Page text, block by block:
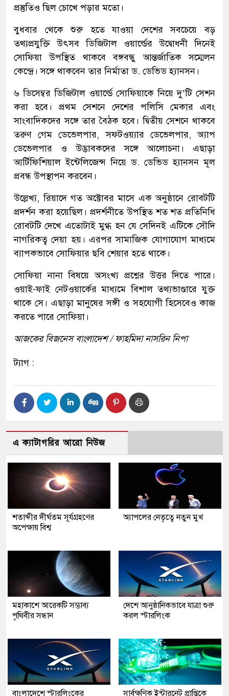
প্রস্তুতিও ছিল চোখে পড়ার মতো।
বুধবার থেকে শুরু হতে যাওয়া দেশের সবচেয়ে বড়
তথ্যপ্রযুক্তি উৎসব ডিজিটাল ওয়ার্ল্ডের উদ্বোধনী দিনেই
সোফিয়া উপস্থিত থাকবে বঙ্গবন্ধু আন্তর্জাতিক সম্মেলন
কেন্দ্রে। সঙ্গে থাকবেন তার নির্মাতা ড. ডেভিড হ্যানসন।
৬ ডিসেম্বর ডিজিটাল ওয়ার্ল্ডে সোফিয়াকে নিয়ে দু’টি সেশন
করা হবে। প্রথম সেশনে দেশের পলিসি মেকার এবং
সাংবাদিকদের সঙ্গে তার বৈঠক হবে। দ্বিতীয় সেশনে থাকবে
তরুণ গেম ডেভেলপার, সফটওয়্যার ডেভেলপার, অ্যাপ
ডেভেলপার ও উদ্ভাবকদের সঙ্গে আলোচনা। এছাড়া
আর্টিফিশিয়াল ইন্টেলিজেন্স নিয়ে ড. ডেভিড হ্যানসন মূল
প্রবন্ধ উপস্থাপন করবেন।
উল্লেখ্য, রিয়াদে গত অক্টোবর মাসে এক অনুষ্ঠানে রোবটটি
প্রদর্শন করা হয়েছিল। প্রদর্শনীতে উপস্থিত শত শত প্রতিনিধি
রোবটটি দেখে এতোটাই মুগ্ধ হন যে সেদিনই এটিকে সৌদি
নাগরিকত্ব দেয়া হয়। এরপর সামাজিক যোগাযোগ মাধ্যমে
ব্যাপকভাবে সোফিয়ার ছবি শেয়ার হতে থাকে।
সোফিয়া নানা বিষয়ে অসংখ্য প্রশ্নের উত্তর দিতে পারে।
ওয়াই-ফাই নেটওয়ার্কের মাধ্যমে বিশাল তথ্যভাণ্ডারে যুক্ত
থাকে সে। এছাড়া মানুষের সঙ্গী ও সহযোগী হিসেবেও কাজ
করতে পারে সোফিয়া।
আজকের বিজনেস বাংলাদেশ / ফাহমিদা নাসরিন নিপা
ট্যাগ :
এ ক্যাটাগরির আরো নিউজ
শতাব্দীর দীর্ঘতম সূর্যগ্রহণের
অপেক্ষায় বিশ্ব
অ্যাপলের নেতৃত্বে নতুন মুখ
মহাকাশে আরেকটি সম্ভাব্য
পৃথিবীর সন্ধান
দেশে আনুষ্ঠানিকভাবে যাত্রা শুরু
করল স্টারলিংক
বাংলাদেশে স্টারলিংকের সার্বক্ষণিক ইন্টারনেট প্রাপ্তিকে